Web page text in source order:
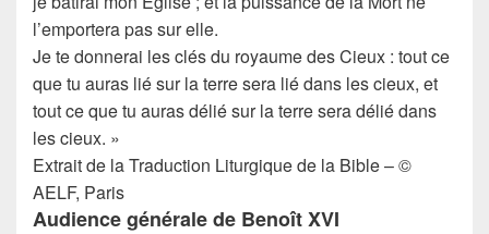
l’emportera pas sur elle.
Je te donnerai les clés du royaume des Cieux : tout ce
que tu auras lié sur la terre sera lié dans les cieux, et
tout ce que tu auras délié sur la terre sera délié dans
les cieux. »
Extrait de la Traduction Liturgique de la Bible – ©
AELF, Paris
Audience générale de Benoît XVI